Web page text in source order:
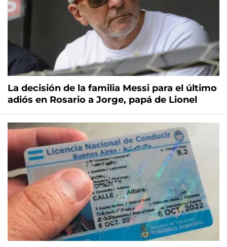
La decisión de la familia Messi para el último
adiós en Rosario a Jorge, papá de Lionel